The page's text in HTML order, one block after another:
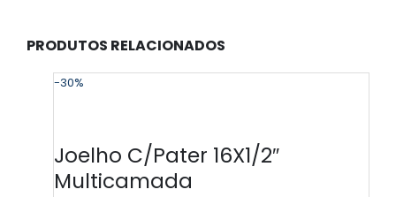
PRODUTOS RELACIONADOS
-30%
Joelho C/Pater 16X1/2″
Multicamada